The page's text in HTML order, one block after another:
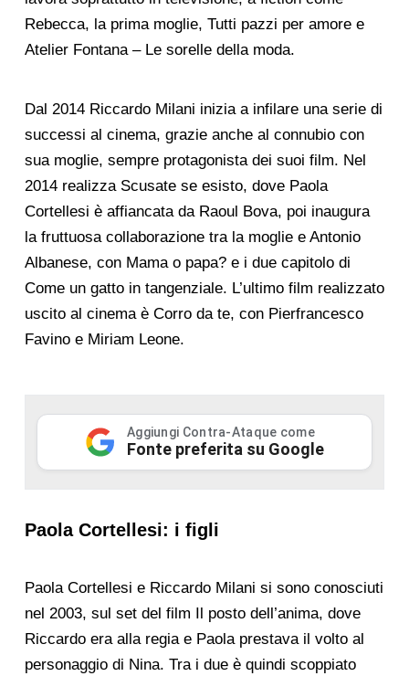
Rebecca, la prima moglie, Tutti pazzi per amore e
Atelier Fontana – Le sorelle della moda.
Dal 2014 Riccardo Milani inizia a infilare una serie di
successi al cinema, grazie anche al connubio con
sua moglie, sempre protagonista dei suoi film. Nel
2014 realizza Scusate se esisto, dove Paola
Cortellesi è affiancata da Raoul Bova, poi inaugura
la fruttuosa collaborazione tra la moglie e Antonio
Albanese, con Mama o papa? e i due capitolo di
Come un gatto in tangenziale. L’ultimo film realizzato
uscito al cinema è Corro da te, con Pierfrancesco
Favino e Miriam Leone.
Aggiungi Contra-Ataque come
Fonte preferita su Google
Paola Cortellesi: i figli
Paola Cortellesi e Riccardo Milani si sono conosciuti
nel 2003, sul set del film Il posto dell’anima, dove
Riccardo era alla regia e Paola prestava il volto al
personaggio di Nina. Tra i due è quindi scoppiato